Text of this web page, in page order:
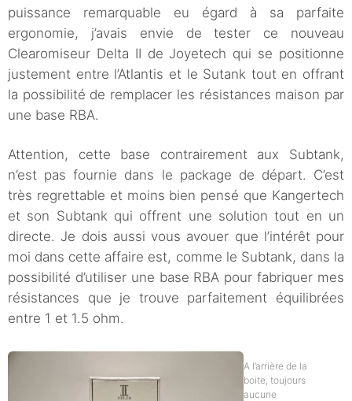
puissance remarquable eu égard à sa parfaite
ergonomie, j’avais envie de tester ce nouveau
Clearomiseur Delta II de Joyetech qui se positionne
justement entre l’Atlantis et le Sutank tout en offrant
la possibilité de remplacer les résistances maison par
une base RBA.
Attention, cette base contrairement aux Subtank,
n’est pas fournie dans le package de départ. C’est
très regrettable et moins bien pensé que Kangertech
et son Subtank qui offrent une solution tout en un
directe. Je dois aussi vous avouer que l’intérêt pour
moi dans cette affaire est, comme le Subtank, dans la
possibilité d’utiliser une base RBA pour fabriquer mes
résistances que je trouve parfaitement équilibrées
entre 1 et 1.5 ohm.
A l’arrière de la
boite, toujours
aucune